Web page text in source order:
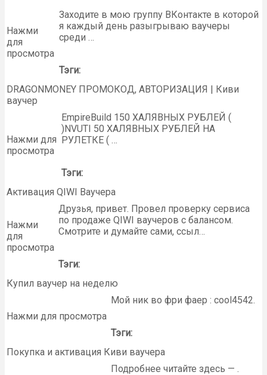
Нажми
для
просмотра
Заходите в мою группу ВКонтакте в которой
я каждый день разыгрываю ваучеры
среди …
Тэги:
DRAGONMONEY ПРОМОКОД, АВТОРИЗАЦИЯ | Киви
ваучер
Нажми для
просмотра
EmpireBuild 150 ХАЛЯВНЫХ РУБЛЕЙ (
)NVUTI 50 ХАЛЯВНЫХ РУБЛЕЙ НА
РУЛЕТКЕ ( …
Тэги:
Активация QIWI Ваучера
Нажми
для
просмотра
Друзья, привет. Провел проверку сервиса
по продаже QIWI ваучеров с балансом.
Смотрите и думайте сами, ссыл…
Тэги:
Купил ваучер на неделю
Нажми для просмотра
Мой ник во фри фаер : cool4542.
Тэги:
Покупка и активация Киви ваучера
Подробнее читайте здесь — .